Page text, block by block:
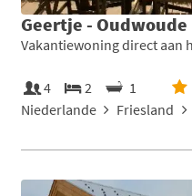
Geertje - Oudwoude
Vakantiewoning direct aan
4 2
1
Niederlande
Friesland